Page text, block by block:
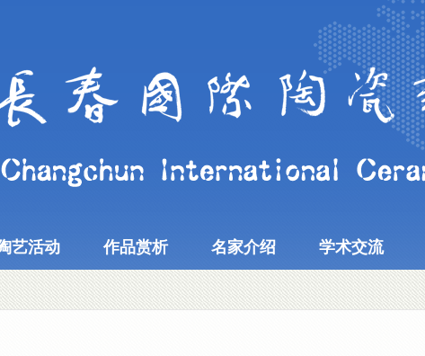
艺活动 作品赏析 名家介绍 学术交流